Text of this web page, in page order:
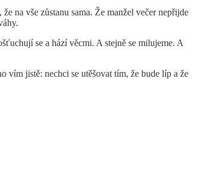
na vše zůstanu sama. Že manžel večer nepřijde
se a hází věcmi. A stejně se milujeme. A
vím jistě: nechci se utěšovat tím, že bude líp a že